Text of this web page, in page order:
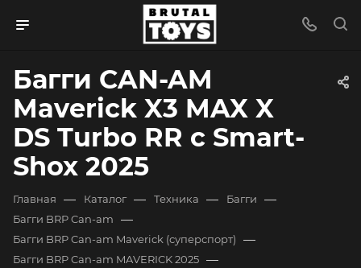
Багги CAN-AM
Maverick X3 MAX X
DS Turbo RR с Smart-
Shox 2025
Главная — Каталог — Техника — Багги —
Багги BRP Can-am —
Багги BRP Can-am Maverick (суперспорт) —
Багги BRP Can-am MAVERICK 2025 —